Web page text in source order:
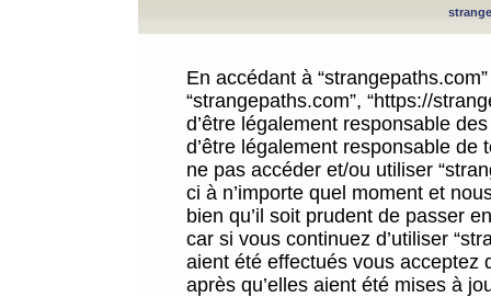
En accédant à
“strangepaths.com”, “https://
d’être légalement responsable
d’être légalement responsable
ne pas accéder et/ou utiliser
ci à n’importe quel moment et
bien qu’il soit prudent de passer
car si vous continuez d’utiliser
aient été effectués vous acceptez
après qu’elles aient été mises à